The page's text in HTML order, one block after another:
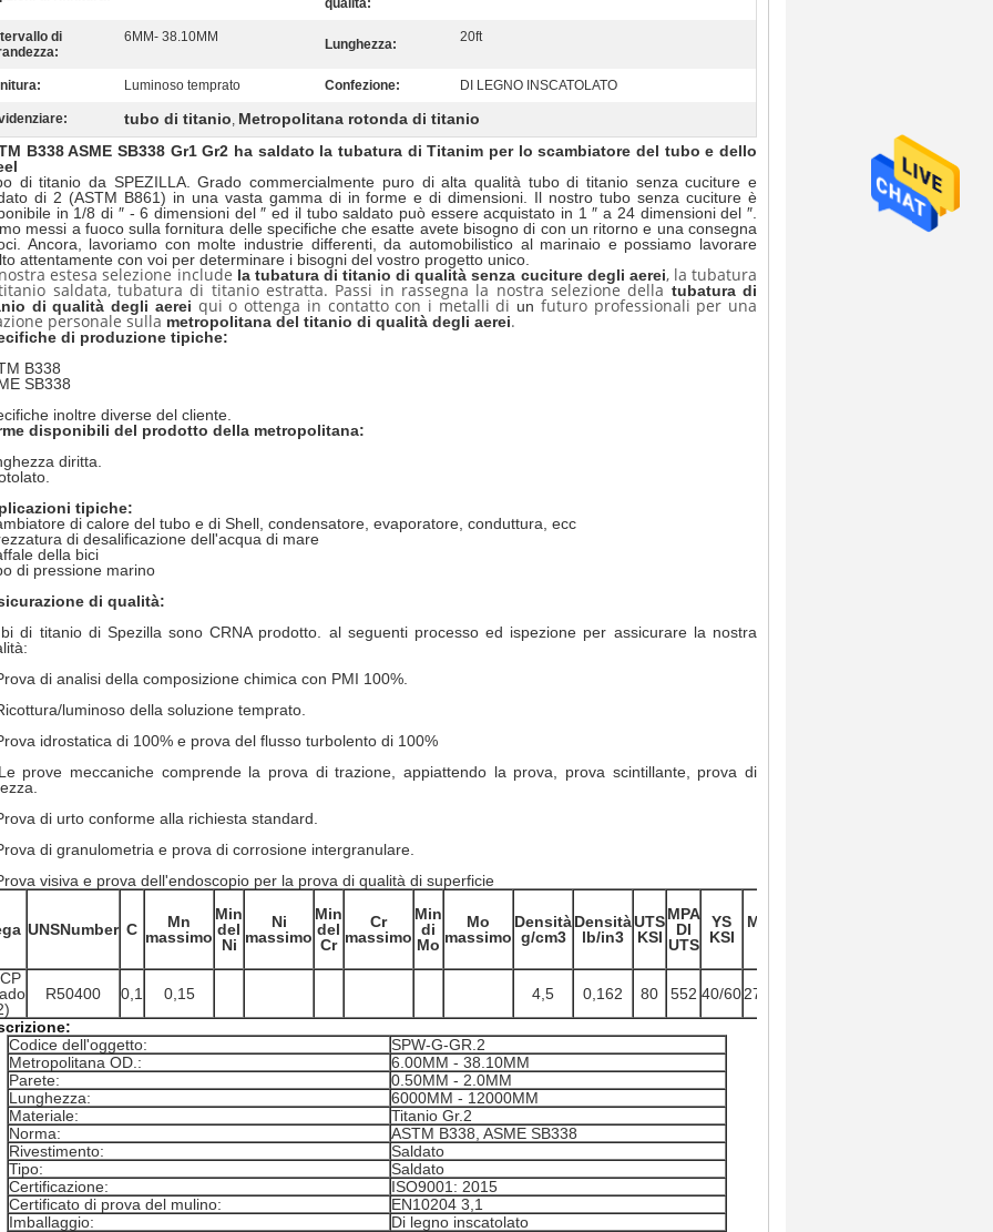
qualità:
di
6MM- 38.10MM Lunghezza: 20ft
Luminoso temprato Confezione: DI LEGNO INSCATOLATO
tubo di titanio, Metropolitana rotonda di titanio
B338 ASME SB338 Gr1 Gr2 ha saldato la tubatura di Titanim per lo scambiatore del tubo e dello
di titanio da SPEZILLA. Grado commercialmente puro di alta qualità tubo di titanio senza cuciture e
di 2 (ASTM B861) in una vasta gamma di in forme e di dimensioni. Il nostro tubo senza cuciture è
in 1/8 di ″ - 6 dimensioni del ″ ed il tubo saldato può essere acquistato in 1 ″ a 24 dimensioni del ″.
messi a fuoco sulla fornitura delle specifiche che esatte avete bisogno di con un ritorno e una consegna
Ancora, lavoriamo con molte industrie differenti, da automobilistico al marinaio e possiamo lavorare
attentamente con voi per determinare i bisogni del vostro progetto unico.
estesa selezione include la tubatura di titanio di qualità senza cuciture degli aerei, la tubatura
saldata, tubatura di titanio estratta. Passi in rassegna la nostra selezione della tubatura di
di qualità degli aerei qui o ottenga in contatto con i metalli di un futuro professionali per una
personale sulla metropolitana del titanio di qualità degli aerei.
di produzione tipiche:
B338
SB338
inoltre diverse del cliente.
disponibili del prodotto della metropolitana:
diritta.
tipiche:
di calore del tubo e di Shell, condensatore, evaporatore, conduttura, ecc
di desalificazione dell'acqua di mare
della bici
di pressione marino
di qualità:
di titanio di Spezilla sono CRNA prodotto. al seguenti processo ed ispezione per assicurare la nostra
di analisi della composizione chimica con PMI 100%.
luminoso della soluzione temprato.
idrostatica di 100% e prova del flusso turbolento di 100%
prove meccaniche comprende la prova di trazione, appiattendo la prova, prova scintillante, prova di
di urto conforme alla richiesta standard.
di granulometria e prova di corrosione intergranulare.
visiva e prova dell'endoscopio per la prova di qualità di superficie
UNSNumber C
Mn
massimo
Min
del
Ni
Ni
massimo
Min
del
Cr
Cr
massimo
Min
di
Mo
Mo
massimo
Densità
g/cm3
Densità
lb/in3
UTS
KSI
MPA
DI
UTS
YS
KSI
MPA DI
R50400 0,1 0,15 4,5 0,162 80 552 40/60276/414
Codice dell'oggetto:
SPW-G-GR.2
Metropolitana OD.:
6.00MM - 38.10MM
Parete:
0.50MM - 2.0MM
Lunghezza:
6000MM - 12000MM
Materiale:
Titanio Gr.2
Norma:
ASTM B338, ASME SB338
Rivestimento:
Saldato
Tipo:
Saldato
Certificazione:
ISO9001: 2015
Certificato di prova del mulino:
EN10204 3,1
Imballaggio:
Di legno inscatolato